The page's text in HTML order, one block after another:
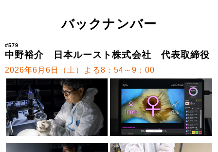
バックナンバー
#579
中野裕介 日本ルースト株式会社 代表取締役
2026年6月6日（土）よる8：54～9：00